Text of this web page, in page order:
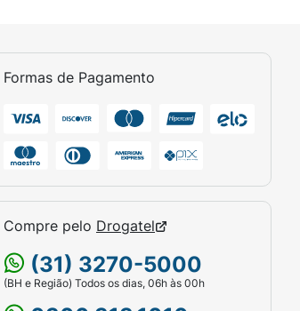
Formas de Pagamento
Compre pelo Drogatel
(31) 3270-5000
(BH e Região) Todos os dias, 06h às 00h